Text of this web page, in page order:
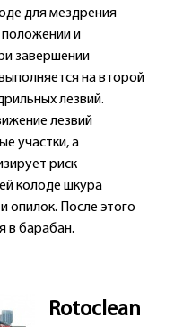
для мездрения
и
завершении
на второй
лезвий.
лезвий
участки, а
риск
колоде шкура
опилок. После этого
в барабан.
Rotoclean